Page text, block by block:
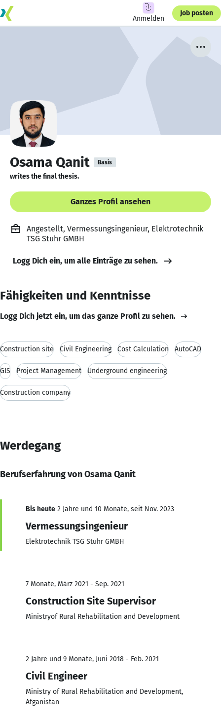
Anmelden
Job posten
Osama Qanit Basis
writes the final thesis.
Ganzes Profil ansehen
Angestellt, Vermessungsingenieur, Elektrotechnik
TSG Stuhr GMBH
Logg Dich ein, um alle Einträge zu sehen.
Fähigkeiten und Kenntnisse
Logg Dich jetzt ein, um das ganze Profil zu sehen.
Construction site Civil Engineering Cost Calculation AutoCAD
GIS Project Management Underground engineering
Construction company
Werdegang
Berufserfahrung von Osama Qanit
Bis heute 2 Jahre und 10 Monate, seit Nov. 2023
Vermessungsingenieur
Elektrotechnik TSG Stuhr GMBH
7 Monate, März 2021 - Sep. 2021
Construction Site Supervisor
Ministryof Rural Rehabilitation and Development
2 Jahre und 9 Monate, Juni 2018 - Feb. 2021
Civil Engineer
Ministry of Rural Rehabilitation and Development,
Afganistan